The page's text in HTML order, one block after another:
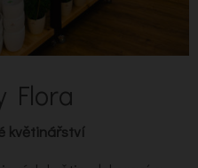
Flora
květinářství